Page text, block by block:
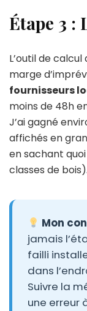
Étape 3 :
L’outil de
marge
fournisseurs
moins de 48h
J’ai gagné
affichés en
en sachant
classes de bois).
Mon
jamais
failli
dans
Suivre la
une erreur